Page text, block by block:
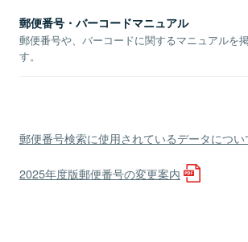
郵便番号・バーコードマニュアル
郵便番号や、バーコードに関するマニュアルを
す。
郵便番号検索に使用されているデータについ
2025年度版郵便番号の変更案内